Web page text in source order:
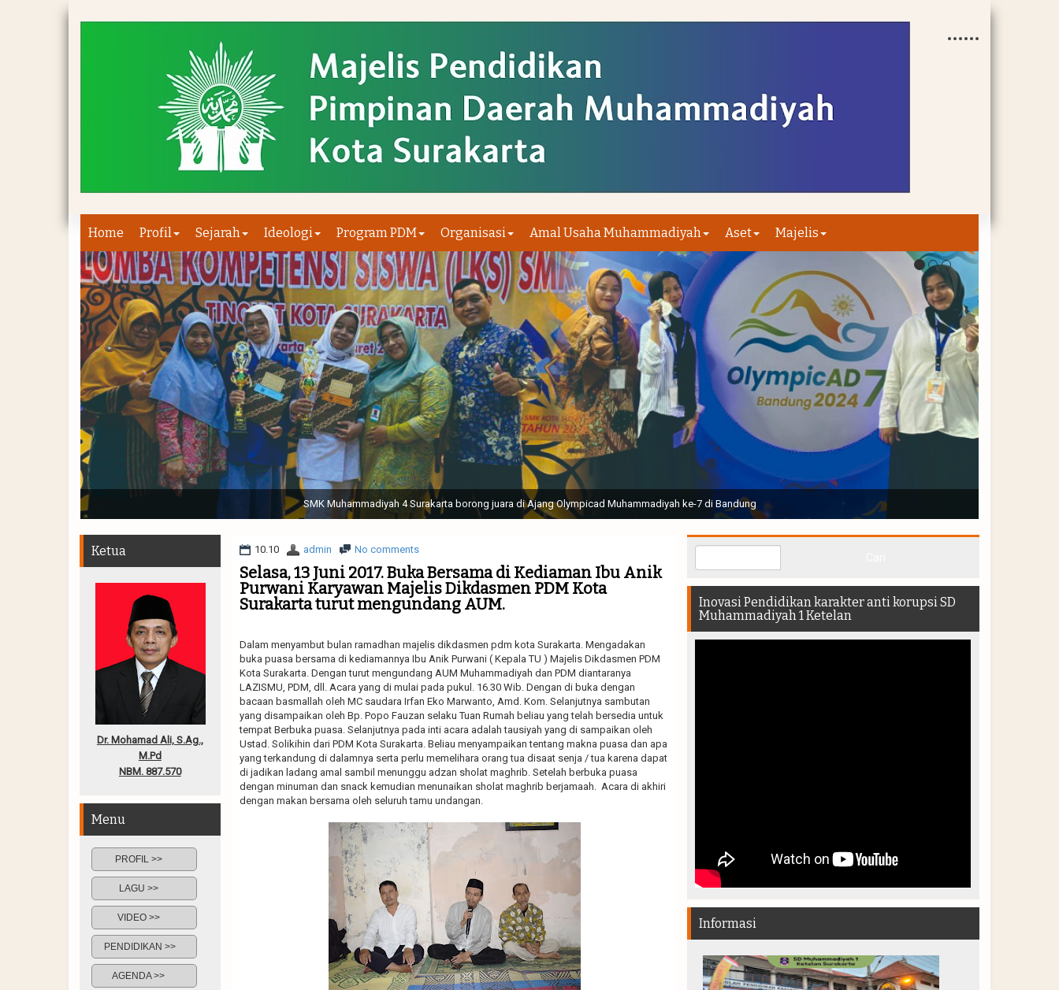
Home Profil Sejarah Ideologi Program PDM Organisasi Amal Usaha Muhammadiyah Aset Majelis
Sabtu, 19 November 2022. (dari kiri) Pertunjukan Tapak Suci Perguruan Muhammadiyah ( TSPM ) di Stadion Manahan Solo || Ir. H. Joko Widodo selaku Presiden RI membuka Acara Muktamar
Muhammadiyah 48 || Pertunjukan bendera dan tari memukau seluruh Muktamar dan Muktamirin yang hadir di dalam stadion
10.10 admin No comments
Selasa, 13 Juni 2017. Buka Bersama di Kediaman Ibu Anik
Purwani Karyawan Majelis Dikdasmen PDM Kota
Surakarta turut mengundang AUM.
Dalam menyambut bulan ramadhan majelis dikdasmen pdm kota Surakarta. Mengadakan
buka puasa bersama di kediamannya Ibu Anik Purwani ( Kepala TU ) Majelis Dikdasmen PDM
Kota Surakarta. Dengan turut mengundang AUM Muhammadiyah dan PDM diantaranya
LAZISMU, PDM, dll. Acara yang di mulai pada pukul. 16.30 Wib. Dengan di buka dengan
bacaan basmallah oleh MC saudara Irfan Eko Marwanto, Amd. Kom. Selanjutnya sambutan
yang disampaikan oleh Bp. Popo Fauzan selaku Tuan Rumah beliau yang telah bersedia untuk
tempat Berbuka puasa. Selanjutnya pada inti acara adalah tausiyah yang di sampaikan oleh
Ustad. Solikihin dari PDM Kota Surakarta. Beliau menyampaikan tentang makna puasa dan apa
yang terkandung di dalamnya serta perlu memelihara orang tua disaat senja / tua karena dapat
di jadikan ladang amal sambil menunggu adzan sholat maghrib. Setelah berbuka puasa
dengan minuman dan snack kemudian menunaikan sholat maghrib berjamaah. Acara di akhiri
dengan makan bersama oleh seluruh tamu undangan.
Ketua
Dr. Mohamad Ali, S.Ag.,
M.Pd
NBM. 887.570
Menu
PROFIL >>
LAGU >>
VIDEO >>
PENDIDIKAN >>
AGENDA >>
Inovasi Pendidikan karakter anti korupsi SD
Muhammadiyah 1 Ketelan
Informasi